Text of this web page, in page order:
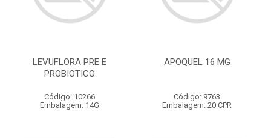
LEVUFLORA PRE E
PROBIOTICO
Código: 10266
Embalagem: 14G
APOQUEL 16 MG
Código: 9763
Embalagem: 20 CPR